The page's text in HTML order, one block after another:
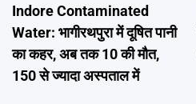
navigation
Indore Contaminated
Water: भागीरथपुरा में दूषित पानी
का कहर, अब तक 10 की मौत,
150 से ज्यादा अस्पताल में